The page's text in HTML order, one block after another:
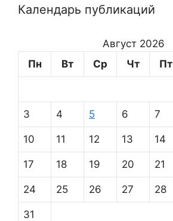
Календарь публикаций
Август 2026
Пн
Вт Ср Чт Пт
3 4 5 6 7
10 11 12 13 14
17 18 19 20 21
24 25 26 27 28
31